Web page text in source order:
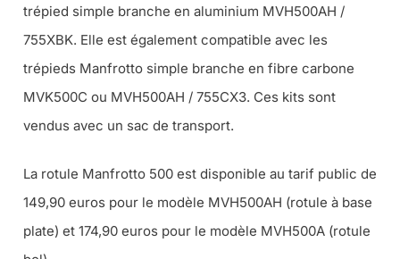
trépied simple branche en aluminium MVH500AH /
755XBK. Elle est également compatible avec les
trépieds Manfrotto simple branche en fibre carbone
MVK500C ou MVH500AH / 755CX3. Ces kits sont
vendus avec un sac de transport.
La rotule Manfrotto 500 est disponible au tarif public de
149,90 euros pour le modèle MVH500AH (rotule à base
plate) et 174,90 euros pour le modèle MVH500A (rotule